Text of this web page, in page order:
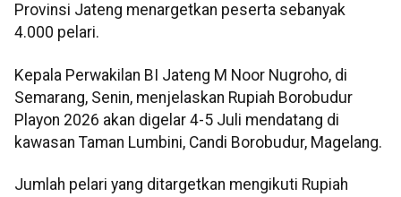
Provinsi Jateng menargetkan peserta sebanyak
4.000 pelari.
Kepala Perwakilan BI Jateng M Noor Nugroho, di
Semarang, Senin, menjelaskan Rupiah Borobudur
Playon 2026 akan digelar 4-5 Juli mendatang di
kawasan Taman Lumbini, Candi Borobudur, Magelang.
Jumlah pelari yang ditargetkan mengikuti Rupiah